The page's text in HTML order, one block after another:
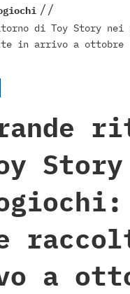
//
di Toy Story nei
in arrivo a ottobre
a